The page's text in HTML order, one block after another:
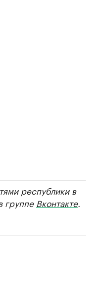
республики в
группе Вконтакте.